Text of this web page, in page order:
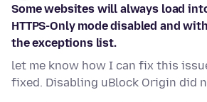
Some websites will always load
HTTPS-Only mode disabled and
the exceptions list.
let me know how I can fix this
fixed. Disabling uBlock Origin did